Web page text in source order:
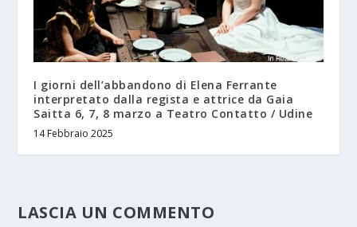
I giorni dell’abbandono di Elena Ferrante
interpretato dalla regista e attrice da Gaia
Saitta 6, 7, 8 marzo a Teatro Contatto / Udine
14 Febbraio 2025
LASCIA UN COMMENTO